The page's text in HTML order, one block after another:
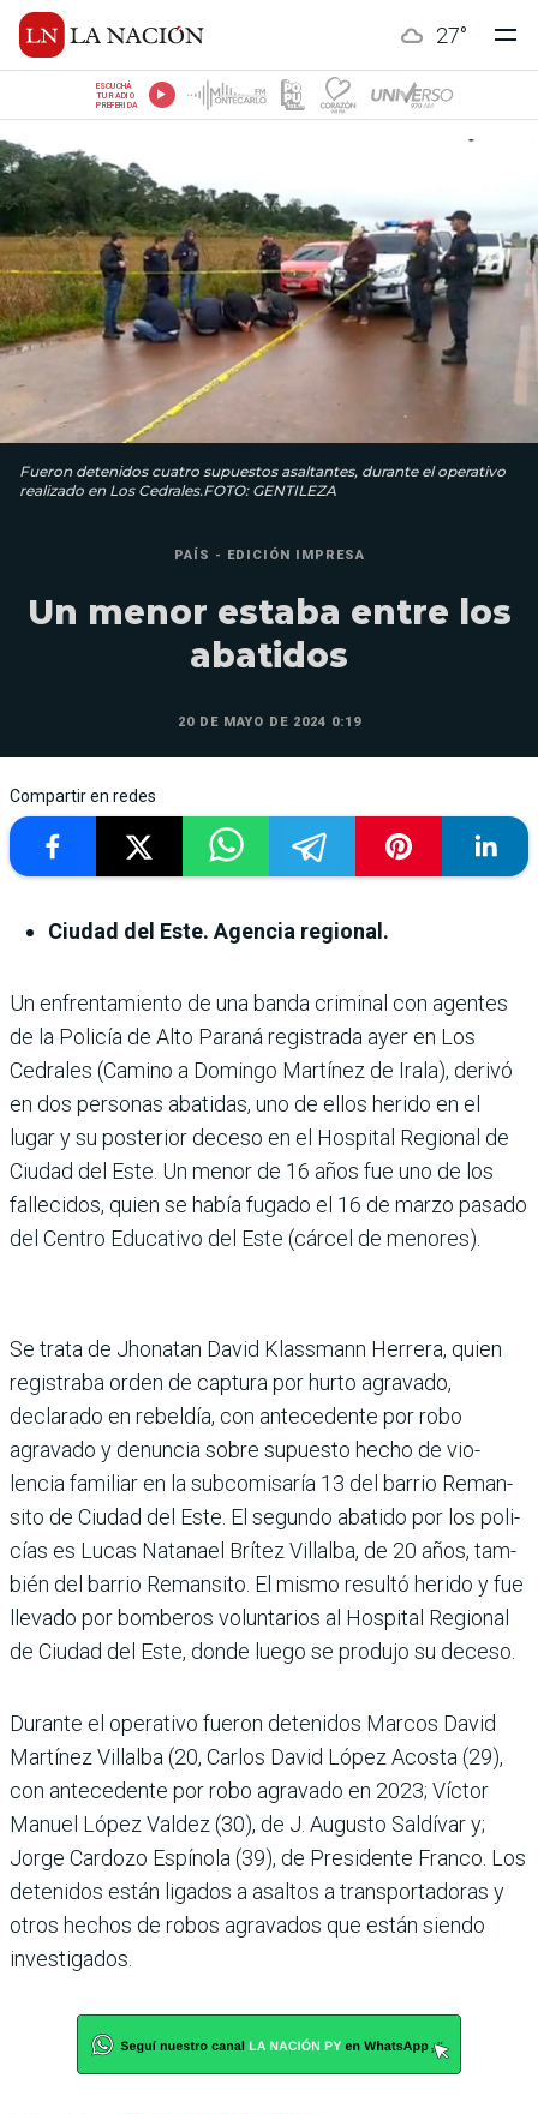
27°
ESCUCHÁ
TU RADIO
PREFERIDA
Fueron detenidos cuatro supuestos asaltantes, durante el operativo
realizado en Los Cedrales.FOTO: GENTILEZA
PAÍS - EDICIÓN IMPRESA
Un menor estaba entre los
abatidos
20 DE MAYO DE 2024 0:19
Compartir en redes
Ciudad del Este. Agencia regional.
Un enfrentamiento de una banda criminal con agentes
de la Policía de Alto Paraná registrada ayer en Los
Cedra­les (Camino a Domingo Mar­tínez de Irala), derivó
en dos personas abatidas, uno de ellos herido en el
lugar y su posterior deceso en el Hospital Regional de
Ciudad del Este. Un menor de 16 años fue uno de los
falle­cidos, quien se había fugado el 16 de marzo pasado
del Centro Educativo del Este (cárcel de menores).
Se trata de Jhonatan David Klassmann Herrera, quien
registraba orden de captura por hurto agravado,
declarado en rebeldía, con antecedente por robo
agravado y denuncia sobre supuesto hecho de vio­
lencia familiar en la subco­misaría 13 del barrio Reman­
sito de Ciudad del Este. El segundo abatido por los poli­
cías es Lucas Natanael Brí­tez Villalba, de 20 años, tam­
bién del barrio Remansito. El mismo resultó herido y fue
lle­vado por bomberos voluntarios al Hospital Regional
de Ciudad del Este, donde luego se pro­dujo su deceso.
Durante el operativo fueron detenidos Marcos David
Mar­tínez Villalba (20, Carlos David López Acosta (29),
con antece­dente por robo agravado en 2023; Víctor
Manuel López Val­dez (30), de J. Augusto Saldívar y;
Jorge Cardozo Espínola (39), de Presidente Franco. Los
dete­nidos están ligados a asaltos a transportadoras y
otros hechos de robos agravados que están siendo
investigados.